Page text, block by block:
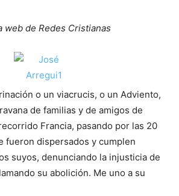
web de Redes Cristianas
o un viacrucis, o un Adviento,
de familias y de amigos de
Francia, pasando por las 20
fueron dispersados y cumplen
suyos, denunciando la injusticia de
su abolición. Me uno a su